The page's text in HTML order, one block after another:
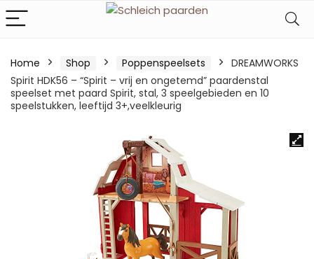
Home Shop Poppenspeelsets
DREAMWORKS
Spirit HDK56 – “Spirit – vrij en ongetemd” paardenstal
speelset met paard Spirit, stal, 3 speelgebieden en 10
speelstukken, leeftijd 3+,veelkleurig